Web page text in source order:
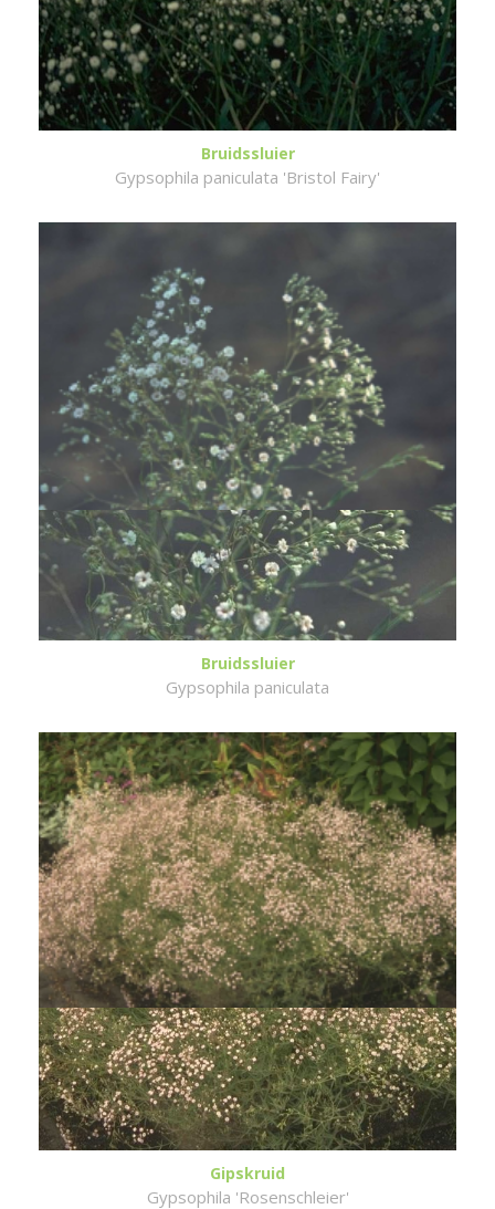
Bruidssluier
Gypsophila paniculata 'Bristol Fairy'
Bruidssluier
Gypsophila paniculata
Gipskruid
Gypsophila 'Rosenschleier'